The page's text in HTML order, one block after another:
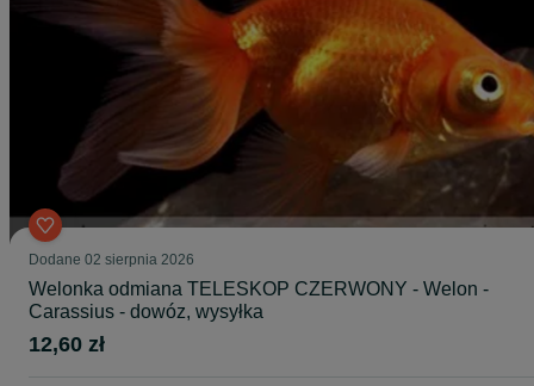
Dodane 02 sierpnia 2026
Welonka odmiana TELESKOP CZERWONY - Welon -
Carassius - dowóz, wysyłka
12,60 zł